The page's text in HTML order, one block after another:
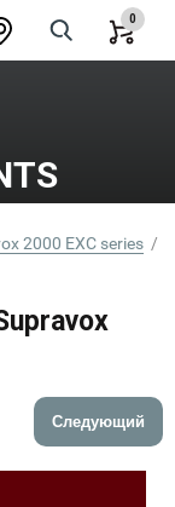
0
2000 EXC series
  /
Следующий